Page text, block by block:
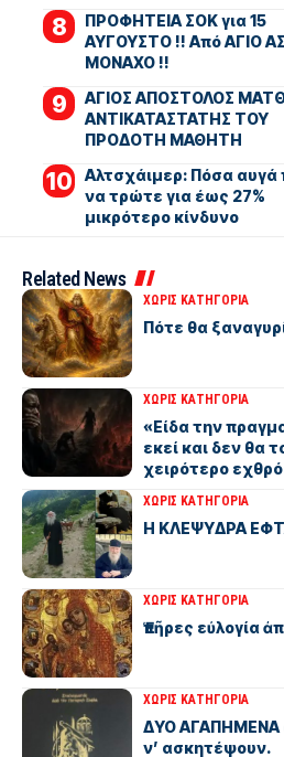
ΠΡΟΦΗΤΕΙΑ ΣΟΚ για 15
ΑΥΓΟΥΣΤΟ !! Από ΑΓΙΟ
ΜΟΝΑΧΟ !!
ΑΓΙΟΣ ΑΠΟΣΤΟΛΟΣ
ΑΝΤΙΚΑΤΑΣΤΑΤΗΣ ΤΟΥ
ΠΡΟΔΟΤΗ ΜΑΘΗΤΗ
Αλτσχάιμερ: Πόσα αυγά
να τρώτε για έως 27%
μικρότερο κίνδυνο
Related News
ΧΩΡΊΣ ΚΑΤΗΓΟΡΊΑ
Πότε θα
ΧΩΡΊΣ ΚΑΤΗΓΟΡΊΑ
«Είδα την
εκεί και δεν θα
χειρότερο
ΧΩΡΊΣ ΚΑΤΗΓΟΡΊΑ
Η ΚΛΕΨΥΔΡΑ
ΧΩΡΊΣ ΚΑΤΗΓΟΡΊΑ
Ἐπῆρες εὐλογία
ΧΩΡΊΣ ΚΑΤΗΓΟΡΊΑ
ΔΥΟ ΑΓΑΠΗΜΕΝΑ
ν’ ασκητέψουν.